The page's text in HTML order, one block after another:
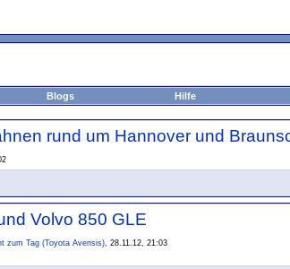
Blogs Hilfe
rund um Hannover und
Volvo 850 GLE
zum Tag (Toyota Avensis), 28.11.12, 21:03